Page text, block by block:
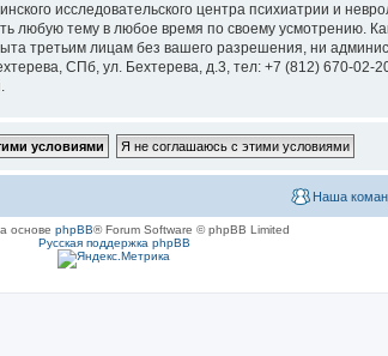
исследовательского центра психиатрии и
любую тему в любое время по своему усмотрению.
третьим лицам без вашего разрешения, ни
СПб, ул. Бехтерева, д.3, тел: +7 (812) 670-02-
Наша
основе phpBB® Forum Software © phpBB Limited
Русская поддержка phpBB